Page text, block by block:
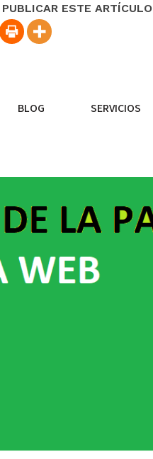
ESTE ARTÍCULO
BLOG SERVICIOS